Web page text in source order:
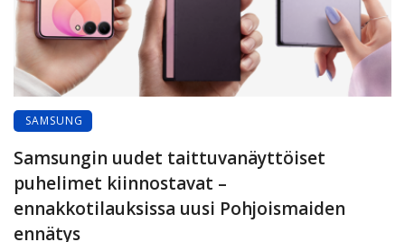
SAMSUNG
Samsungin uudet taittuvanäyttöiset
puhelimet kiinnostavat –
ennakkotilauksissa uusi Pohjoismaiden
ennätys